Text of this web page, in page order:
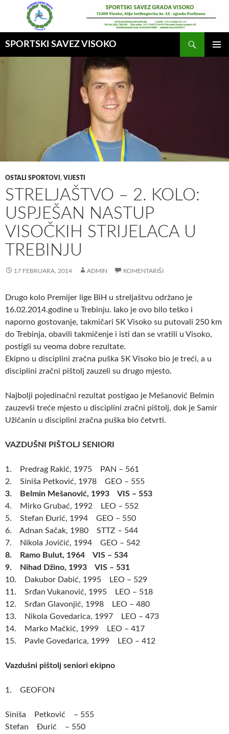
SPORTSKI SAVEZ VISOKO
OSTALI SPORTOVI , VIJESTI
STRELJAŠTVO – 2. KOLO:
USPJEŠAN NASTUP
VISOČKIH STRIJELACA U
TREBINJU
17 FEBRUARA, 2014 ADMIN KOMENTARIŠI
Drugo kolo Premijer lige BiH u streljaštvu održano je
16.02.2014.godine u Trebinju. Iako je ovo bilo teško i
naporno gostovanje, takmičari SK Visoko su putovali 250 km
do Trebinja, obavili takmičenje i isti dan se vratili u Visoko,
postigli su veoma dobre rezultate.
Ekipno u disciplini zračna puška SK Visoko bio je treći, a u
disciplini zračni pištolj zauzeli su drugo mjesto.
Najbolji pojedinačni rezultat postigao je Mešanović Belmin
zauzevši treće mjesto u disciplini zračni pištolj, dok je Samir
Užičanin u disciplini zračna puška bio četvrti.
VAZDUŠNI PIŠTOLJ SENIORI
1. Predrag Rakić, 1975 PAN – 561
2. Siniša Petković, 1978 GEO – 555
3. Belmin Mešanović, 1993 VIS – 553
4. Mirko Grubać, 1992 LEO – 552
5. Stefan Đurić, 1994 GEO – 550
6. Adnan Sačak, 1980 STTZ – 544
7. Nikola Jovičić, 1994 GEO – 542
8. Ramo Bulut, 1964 VIS – 534
9. Nihad Džino, 1993 VIS – 531
10. Dakubor Dabić, 1995 LEO – 529
11. Srđan Vukanović, 1995 LEO – 518
12. Srđan Glavonjić, 1998 LEO – 480
13. Nikola Govedarica, 1997 LEO – 473
14. Marko Mačkić, 1999 LEO – 417
15. Pavle Govedarica, 1999 LEO – 412
Vazdušni pištolj seniori ekipno
1. GEOFON
Siniša Petković – 555
Stefan Đurić – 550